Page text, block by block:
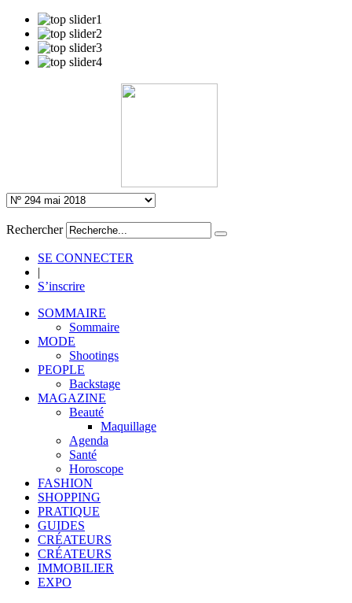
Rechercher
SE CONNECTER
|
S’inscrire
SOMMAIRE
Sommaire
MODE
Shootings
PEOPLE
Backstage
MAGAZINE
Beauté
Maquillage
Agenda
Santé
Horoscope
FASHION
SHOPPING
PRATIQUE
GUIDES
CRÉATEURS
CRÉATEURS
IMMOBILIER
EXPO